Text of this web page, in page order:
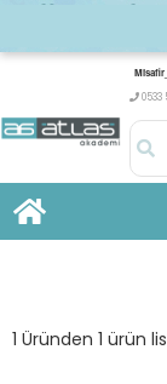
0533
1 Üründen 1 ürün